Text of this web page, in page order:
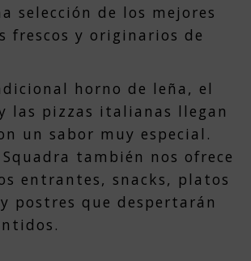
selección de los mejores
frescos y originarios de
horno de leña, el
las pizzas italianas llegan
un sabor muy especial.
también nos ofrece
entrantes, snacks, platos
postres que despertarán